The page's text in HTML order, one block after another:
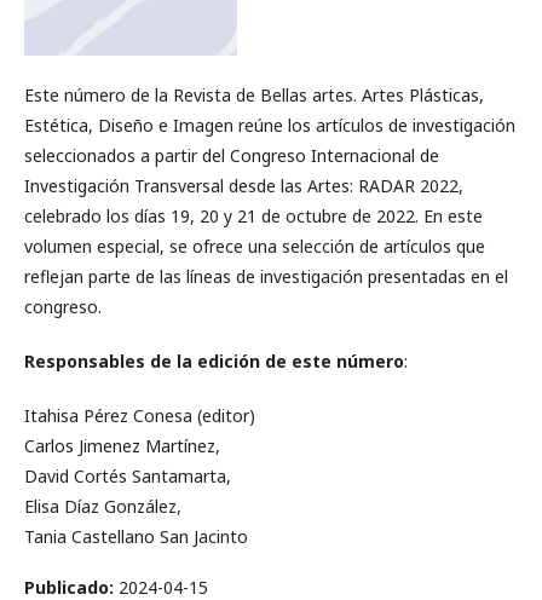
Este número de la Revista de Bellas artes. Artes Plásticas,
Estética, Diseño e Imagen reúne los artículos de investigación
seleccionados a partir del Congreso Internacional de
Investigación Transversal desde las Artes: RADAR 2022,
celebrado los días 19, 20 y 21 de octubre de 2022. En este
volumen especial, se ofrece una selección de artículos que
reflejan parte de las líneas de investigación presentadas en el
congreso.
Responsables de la edición de este número:
Itahisa Pérez Conesa (editor)
Carlos Jimenez Martínez,
David Cortés Santamarta,
Elisa Díaz González,
Tania Castellano San Jacinto
Publicado: 2024-04-15